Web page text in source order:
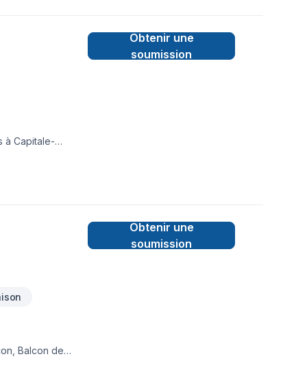
à Capitale-
: offrir un service
Obtenir une
soumission
Balcon de
Obtenir une
soumission